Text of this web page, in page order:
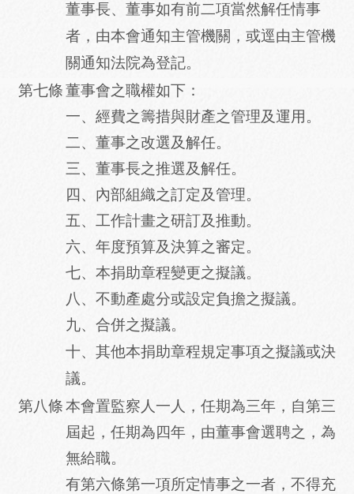
董事長、董事如有前二項當然解任情事
者，由本會通知主管機關，或逕由主管機
關通知法院為登記。
第七條董事會之職權如下：
一、經費之籌措與財產之管理及運用。
二、董事之改選及解任。
三、董事長之推選及解任。
四、內部組織之訂定及管理。
五、工作計畫之研訂及推動。
六、年度預算及決算之審定。
七、本捐助章程變更之擬議。
八、不動產處分或設定負擔之擬議。
九、合併之擬議。
十、其他本捐助章程規定事項之擬議或決
議。
第八條本會置監察人一人，任期為三年，自第三
屆起，任期為四年，由董事會選聘之，為
無給職。
有第六條第一項所定情事之一者，不得充